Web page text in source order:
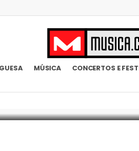
MÚSICA CONCERTOS E